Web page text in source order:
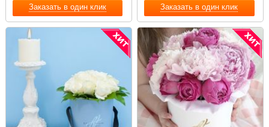
Заказать в один клик Заказать в один клик